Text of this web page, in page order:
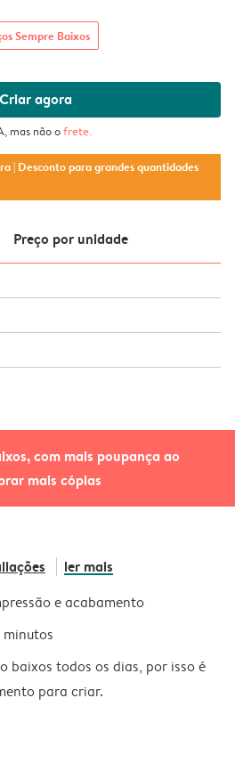
com mais poupança ao
mais cópias
Sempre Baixos
Criar agora
mas não ofrete.
| Desconto para grandes quantidades
Preço por unidade
ler mais
e acabamento
minutos
baixos todos os dias, por isso é
para criar.